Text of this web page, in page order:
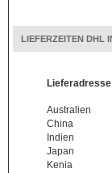
LIEFERZEITEN DHL
Lieferadresse
Australien
China
Indien
Japan
Kenia